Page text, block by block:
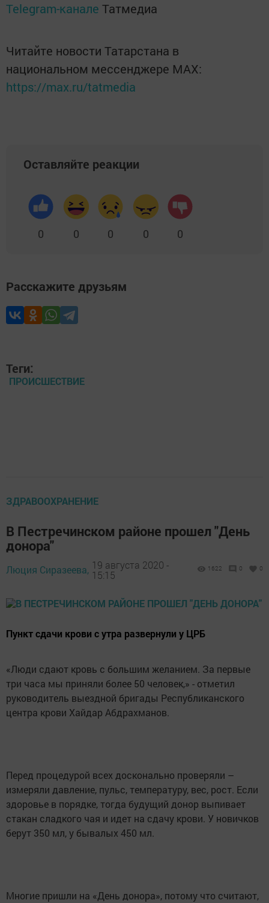
Telegram-канале Татмедиа
Читайте новости Татарстана в
национальном мессенджере MАХ:
https://max.ru/tatmedia
Оставляйте реакции
0 0 0 0 0
Расскажите друзьям
Теги:
ПРОИСШЕСТВИЕ
ЗДРАВООХРАНЕНИЕ
В Пестречинском районе прошел "День
донора"
Люция Сиразеева, 19 августа 2020 -
15:15
1622 0 0
Пункт сдачи крови с утра развернули у ЦРБ
«Люди сдают кровь с большим желанием. За первые
три часа мы приняли более 50 человек,» - отметил
руководитель выездной бригады Республиканского
центра крови Хайдар Абдрахманов.
Перед процедурой всех досконально проверяли –
измеряли давление, пульс, температуру, вес, рост. Если
здоровье в порядке, тогда будущий донор выпивает
стакан сладкого чая и идет на сдачу крови. У новичков
берут 350 мл, у бывалых 450 мл.
Многие пришли на «День донора», потому что считают,